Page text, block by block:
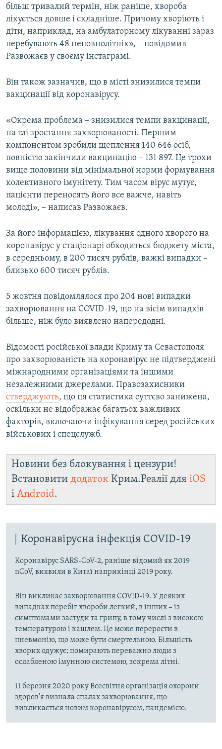
більш тривалий термін, ніж раніше, хвороба
лікується довше і складніше. Причому хворіють і
діти, наприклад, на амбулаторному лікуванні зараз
перебувають 48 неповнолітніх», – повідомив
Развожаєв у своєму інстаграмі.
Він також зазначив, що в місті знизилися темпи
вакцинації від коронавірусу.
«Окрема проблема – знизилися темпи вакцинації,
на тлі зростання захворюваності. Першим
компонентом зробили щеплення 140 646 осіб,
повністю закінчили вакцинацію – 131 897. Це трохи
вище половини від мінімальної норми формування
колективного імунітету. Тим часом вірус мутує,
пацієнти переносять його все важче, навіть
молоді», – написав Развожаєв.
За його інформацією, лікування одного хворого на
коронавірус у стаціонарі обходиться бюджету міста,
в середньому, в 200 тисяч рублів, важкі випадки –
близько 600 тисяч рублів.
5 жовтня повідомлялося про 204 нові випадки
захворювання на COVID-19, що на вісім випадків
більше, ніж було виявлено напередодні.
Відомості російської влади Криму та Севастополя
про захворюваність на коронавірус не підтверджені
міжнародними організаціями та іншими
незалежними джерелами. Правозахисники
стверджують, що ця статистика суттєво занижена,
оскільки не відображає багатьох важливих
факторів, включаючи інфікування серед російських
військових і спецслужб.
Новини без блокування і цензури!
Встановити додаток Крим.Реалії для iOS
і Android.
Коронавірусна інфекція COVID-19
Коронавірус SARS-CoV-2, раніше відомий як 2019
nCoV, виявили в Китаї наприкінці 2019 року.
Він викликає захворювання COVID-19. У деяких
випадках перебіг хвороби легкий, в інших – із
симптомами застуди та грипу, в тому числі з високою
температурою і кашлем. Це може перерости в
пневмонію, що може бути смертельною. Більшість
хворих одужує; помирають переважно люди з
ослабленою імунною системою, зокрема літні.
11 березня 2020 року Всесвітня організація охорони
здоров'я визнала спалах захворювання, що
викликається новим коронавірусом, пандемією.